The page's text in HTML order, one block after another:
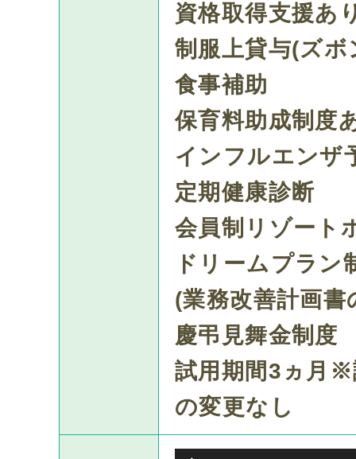
資格取得支援あ
制服上貸与(ズ
食事補助
保育料助成制度
インフルエンザ
定期健康診断
会員制リゾート
ドリームプラン
(業務改善計画書
慶弔見舞金制度
試用期間3ヵ月※
の変更なし